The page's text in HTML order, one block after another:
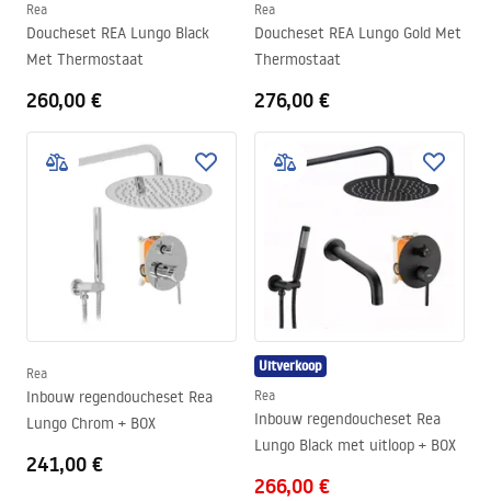
Rea
Doucheset REA Lungo Black
Met Thermostaat
260,00 €
Rea
Doucheset REA Lungo Gold Met
Thermostaat
276,00 €
Rea
Inbouw regendoucheset Rea
Lungo Chrom + BOX
241,00 €
Uitverkoop
Rea
Inbouw regendoucheset Rea
Lungo Black met uitloop + BOX
266,00 €